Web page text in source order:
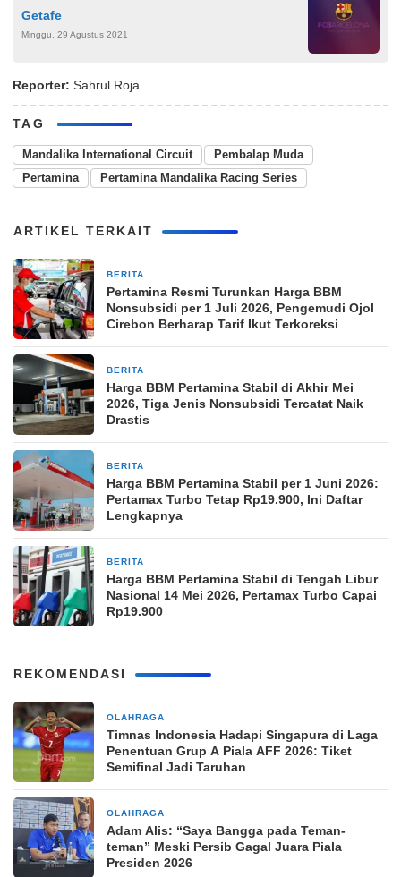
Getafe
Minggu, 29 Agustus 2021
Reporter: Sahrul Roja
TAG
Mandalika International Circuit
Pembalap Muda
Pertamina
Pertamina Mandalika Racing Series
ARTIKEL TERKAIT
BERITA
Pertamina Resmi Turunkan Harga BBM
Nonsubsidi per 1 Juli 2026, Pengemudi Ojol
Cirebon Berharap Tarif Ikut Terkoreksi
BERITA
Harga BBM Pertamina Stabil di Akhir Mei
2026, Tiga Jenis Nonsubsidi Tercatat Naik
Drastis
BERITA
Harga BBM Pertamina Stabil per 1 Juni 2026:
Pertamax Turbo Tetap Rp19.900, Ini Daftar
Lengkapnya
BERITA
Harga BBM Pertamina Stabil di Tengah Libur
Nasional 14 Mei 2026, Pertamax Turbo Capai
Rp19.900
REKOMENDASI
OLAHRAGA
Timnas Indonesia Hadapi Singapura di Laga
Penentuan Grup A Piala AFF 2026: Tiket
Semifinal Jadi Taruhan
OLAHRAGA
Adam Alis: “Saya Bangga pada Teman-
teman” Meski Persib Gagal Juara Piala
Presiden 2026